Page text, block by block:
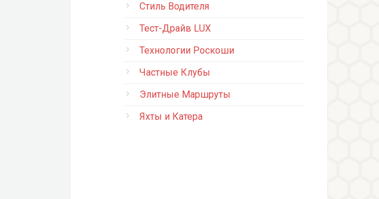
Стиль Водителя
Тест-Драйв LUX
Технологии Роскоши
Частные Клубы
Элитные Маршруты
Яхты и Катера